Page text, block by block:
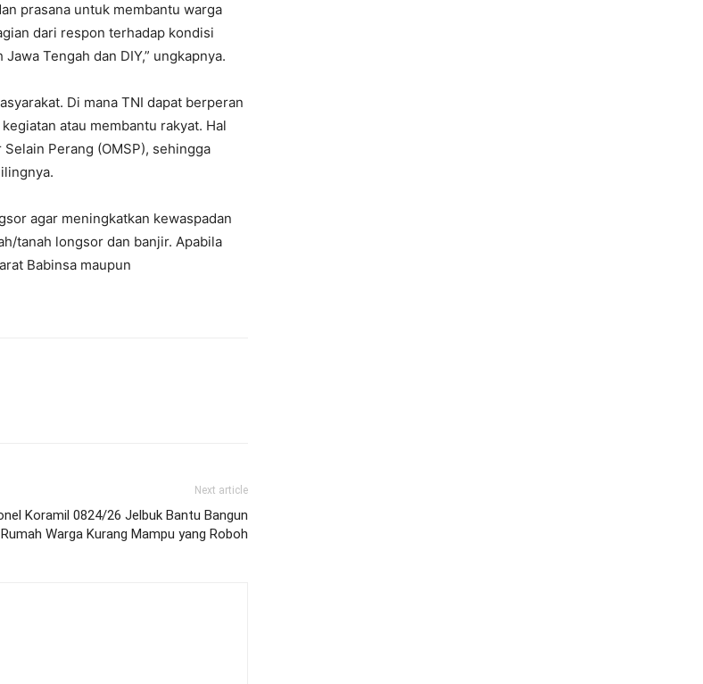
prasana untuk membantu warga
dari respon terhadap kondisi
Tengah dan DIY,” ungkapnya.
Di mana TNI dapat berperan
atau membantu rakyat. Hal
Perang (OMSP), sehingga
agar meningkatkan kewaspadan
tanah longsor dan banjir. Apabila
Babinsa maupun
Next article
Koramil 0824/26 Jelbuk Bantu Bangun
Rumah Warga Kurang Mampu yang Roboh